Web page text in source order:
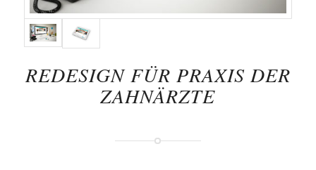
REDESIGN FÜR PRAXIS DER
ZAHNÄRZTE